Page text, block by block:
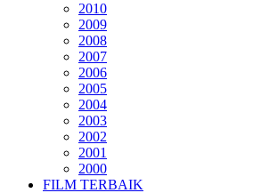
2010
2009
2008
2007
2006
2005
2004
2003
2002
2001
2000
FILM TERBAIK